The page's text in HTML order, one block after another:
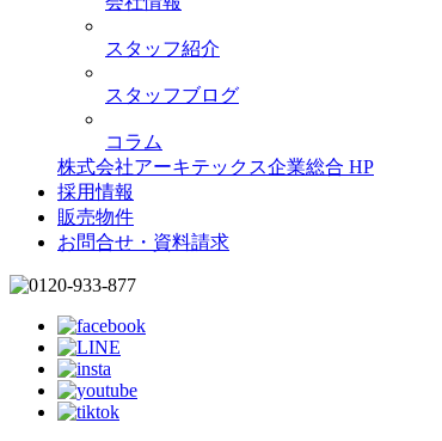
スタッフ紹介
スタッフブログ
コラム
株式会社アーキテックス企業総合 HP
採用情報
販売物件
お問合せ・資料請求